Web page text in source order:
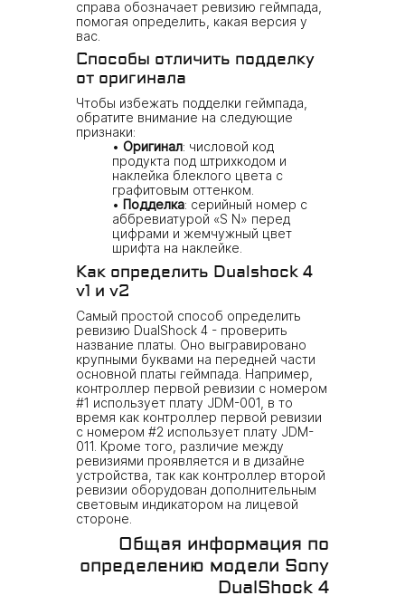
справа обозначает ревизию геймпада,
помогая определить, какая версия у
вас.
Способы отличить подделку
от оригинала
Чтобы избежать подделки геймпада,
обратите внимание на следующие
признаки:
Оригинал: числовой код
продукта под штрихкодом и
наклейка блеклого цвета с
графитовым оттенком.
Подделка: серийный номер с
аббревиатурой «S N» перед
цифрами и жемчужный цвет
шрифта на наклейке.
Как определить Dualshock 4
v1 и v2
Самый простой способ определить
ревизию DualShock 4 - проверить
название платы. Оно выгравировано
крупными буквами на передней части
основной платы геймпада. Например,
контроллер первой ревизии с номером
#1 использует плату JDM-001, в то
время как контроллер первой ревизии
с номером #2 использует плату JDM-
011. Кроме того, различие между
ревизиями проявляется и в дизайне
устройства, так как контроллер второй
ревизии оборудован дополнительным
световым индикатором на лицевой
стороне.
Общая информация по
определению модели Sony
DualShock 4